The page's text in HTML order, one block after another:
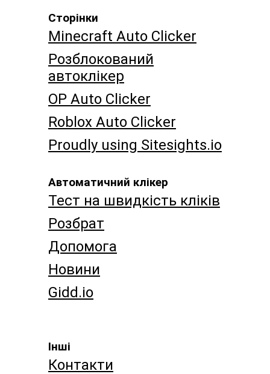
Сторінки
Minecraft Auto Clicker
Розблокований
автоклікер
OP Auto Clicker
Roblox Auto Clicker
Proudly using Sitesights.io
Автоматичний клікер
Тест на швидкість кліків
Розбрат
Допомога
Новини
Gidd.io
Інші
Контакти